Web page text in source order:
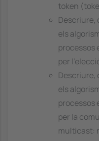
token
Descriure,
els
processos
per
Descriure,
els
processos
per la
multicast: